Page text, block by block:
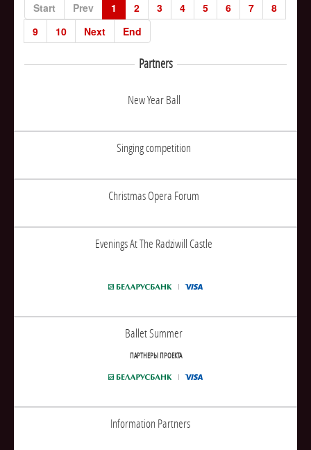
Start Prev 1 2 3 4 5 6 7
8
9
10 Next End
Partners
New Year Ball
Singing competition
Christmas Opera Forum
Evenings At The Radziwill Castle
Ballet Summer
ПАРТНЕРЫ ПРОЕКТА
Information Partners